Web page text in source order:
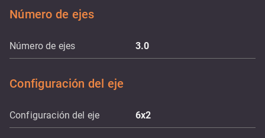
Número de ejes
Número de ejes 3.0
Configuración del eje
Configuración del eje 6x2